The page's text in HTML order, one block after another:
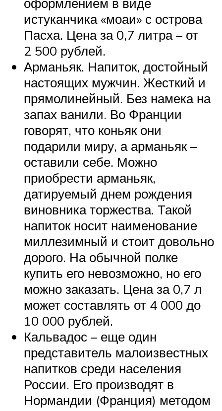
истуканчика «моаи» с острова
Пасха. Цена за 0,7 литра – от
2 500 рублей.
Арманьяк. Напиток, достойный
настоящих мужчин. Жесткий и
прямолинейный. Без намека на
запах ванили. Во Франции
говорят, что коньяк они
подарили миру, а арманьяк –
оставили себе. Можно
приобрести арманьяк,
датируемый днем рождения
виновника торжества. Такой
напиток носит наименование
миллезимный и стоит довольно
дорого. На обычной полке
купить его невозможно, но его
можно заказать. Цена за 0,7 л
может составлять от 4 000 до
10 000 рублей.
Кальвадос – еще один
представитель малоизвестных
напитков среди населения
России. Его производят в
Нормандии (Франция) методом